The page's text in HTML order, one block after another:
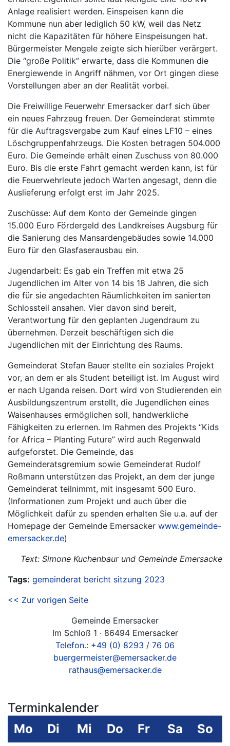
Anlage realisiert werden. Einspeisen kann die
Kommune nun aber lediglich 50 kW, weil das Netz
nicht die Kapazitäten für höhere Einspeisungen hat.
Bürgermeister Mengele zeigte sich hierüber verärgert.
Die “große Politik” erwarte, dass die Kommunen die
Energiewende in Angriff nähmen, vor Ort gingen diese
Vorstellungen aber an der Realität vorbei.
Die Freiwillige Feuerwehr Emersacker darf sich über
ein neues Fahrzeug freuen. Der Gemeinderat stimmte
für die Auftragsvergabe zum Kauf eines LF10 – eines
Löschgruppenfahrzeugs. Die Kosten betragen 504.000
Euro. Die Gemeinde erhält einen Zuschuss von 80.000
Euro. Bis die erste Fahrt gemacht werden kann, ist für
die Feuerwehrleute jedoch Warten angesagt, denn die
Auslieferung erfolgt erst im Jahr 2025.
Zuschüsse: Auf dem Konto der Gemeinde gingen
15.000 Euro Fördergeld des Landkreises Augsburg für
die Sanierung des Mansardengebäudes sowie 14.000
Euro für den Glasfaserausbau ein.
Jugendarbeit: Es gab ein Treffen mit etwa 25
Jugendlichen im Alter von 14 bis 18 Jahren, die sich
die für sie angedachten Räumlichkeiten im sanierten
Schlossteil ansahen. Vier davon sind bereit,
Verantwortung für den geplanten Jugendraum zu
übernehmen. Derzeit beschäftigen sich die
Jugendlichen mit der Einrichtung des Raums.
Gemeinderat Stefan Bauer stellte ein soziales Projekt
vor, an dem er als Student beteiligt ist. Im August wird
er nach Uganda reisen. Dort wird von Studierenden ein
Ausbildungszentrum erstellt, die Jugendlichen eines
Waisenhauses ermöglichen soll, handwerkliche
Fähigkeiten zu erlernen. Im Rahmen des Projekts “Kids
for Africa – Planting Future” wird auch Regenwald
aufgeforstet. Die Gemeinde, das
Gemeinderatsgremium sowie Gemeinderat Rudolf
Roßmann unterstützen das Projekt, an dem der junge
Gemeinderat teilnimmt, mit insgesamt 500 Euro.
(Informationen zum Projekt und auch über die
Möglichkeit dafür zu spenden erhalten Sie u.a. auf der
Homepage der Gemeinde Emersacker www.gemeinde-
emersacker.de)
Text: Simone Kuchenbaur und Gemeinde Emersacke
Tags: gemeinderat bericht sitzung 2023
<< Zur vorigen Seite
Gemeinde Emersacker
Im Schloß 1 · 86494 Emersacker
Telefon.: +49 (0) 8293 / 76 06
buergermeister@emersacker.de
rathaus@emersacker.de
Terminkalender
Mo
Di Mi Do Fr Sa
So